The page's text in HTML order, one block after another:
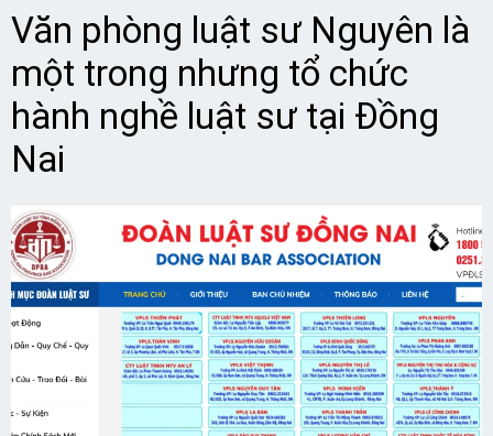
Văn phòng luật sư Nguyên là
một trong nhưng tổ chức
hành nghề luật sư tại Đồng
Nai